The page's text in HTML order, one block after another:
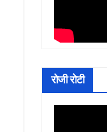
रोजी रोटी